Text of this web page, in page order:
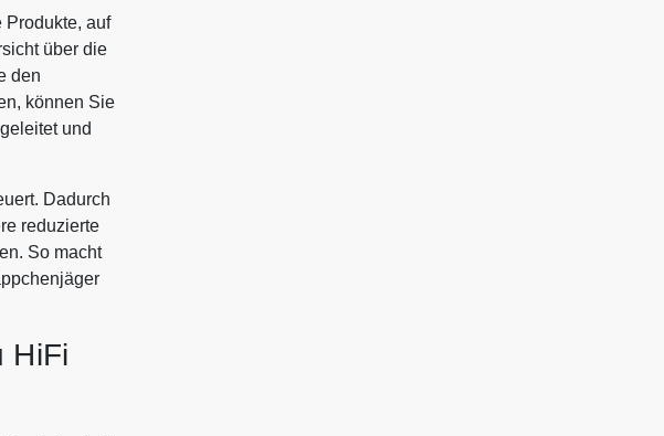
Produkte, auf
über die
den
können Sie
und
Dadurch
reduzierte
So macht
HiFi